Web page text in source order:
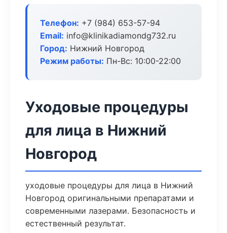
Телефон: +7 (984) 653-57-94
Email: info@klinikadiamondg732.ru
Город: Нижний Новгород
Режим работы: Пн-Вс: 10:00-22:00
Уходовые процедуры
для лица в Нижний
Новгород
уходовые процедуры для лица в Нижний
Новгород оригинальными препаратами и
современными лазерами. Безопасность и
естественный результат.